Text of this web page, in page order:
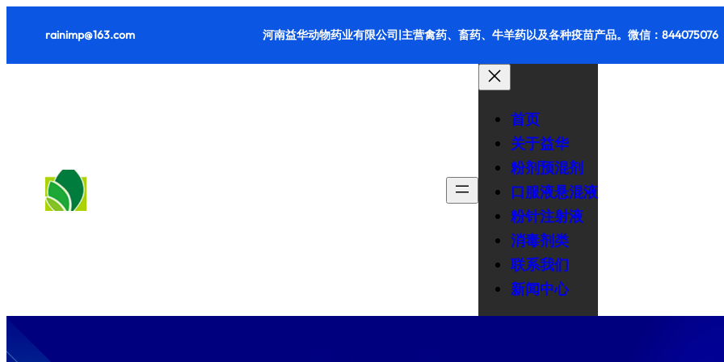
内
rainimp@163.com 河南益华动物药业有限公司|主营禽药、畜药、牛羊药以及各种疫苗产品。微信：844075076
首页
关于益华
粉剂预混剂
口服液悬混液
粉针注射液
消毒剂类
联系我们
新闻中心